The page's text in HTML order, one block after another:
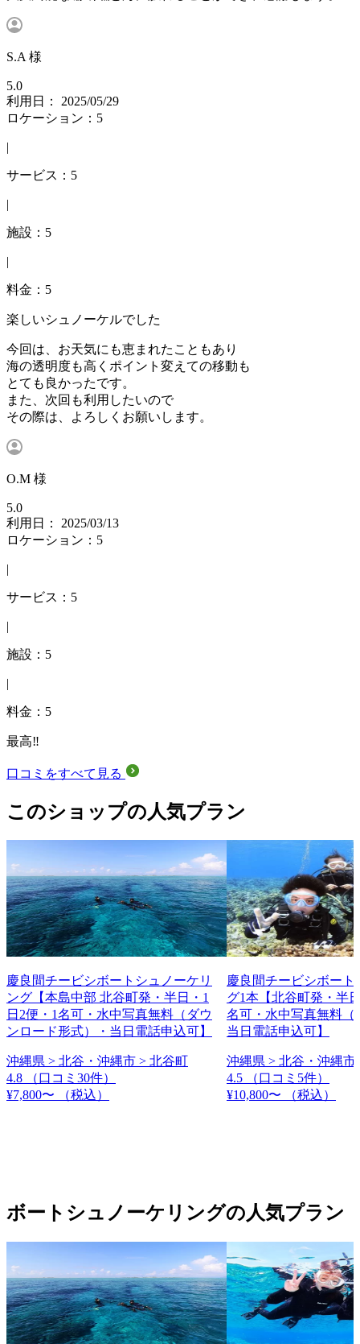
S.A 様
5.0
利用日： 2025/05/29
ロケーション：5
|
サービス：5
|
施設：5
|
料金：5
楽しいシュノーケルでした
今回は、お天気にも恵まれたこともあり
海の透明度も高くポイント変えての移動も
とても良かったです。
また、次回も利用したいので
その際は、よろしくお願いします。
O.M 様
5.0
利用日： 2025/03/13
ロケーション：5
|
サービス：5
|
施設：5
|
料金：5
最高‼️
口コミをすべて見る
このショップの人気プラン
慶良間チービシボートシュノーケリ
ング【本島中部 北谷町発・半日・1
日2便・1名可・水中写真無料（ダウ
ンロード形式）・当日電話申込可】
沖縄県 > 北谷・沖縄市 > 北谷町
4.8
（口コミ30件）
¥7,800〜
（税込）
慶良間チービシボート
グ1本【北谷町発・半
名可・水中写真無料（
当日電話申込可】
沖縄県 > 北谷・沖縄市
4.5
（口コミ5件）
¥10,800〜
（税込）
ボートシュノーケリングの人気プラン